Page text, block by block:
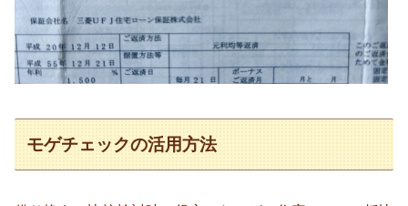
モゲチェックの活用方法